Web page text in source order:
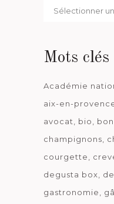
Par
Mots clés
Académie
aix-en-
avocat
bio
champignons
courgette
degusta box
gastronomie